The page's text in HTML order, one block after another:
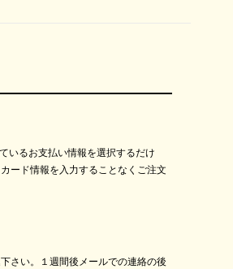
いるお支払い情報を選択するだけ
ード情報を入力することなくご注文
さい。１週間後メールでの連絡の後